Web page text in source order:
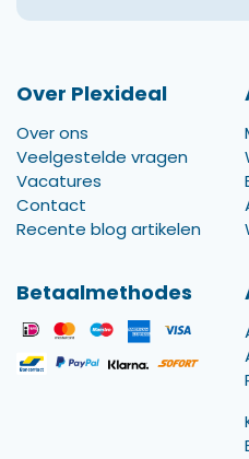
Over Plexideal
Over ons
Veelgestelde vragen
Vacatures
Contact
Recente blog artikelen
Betaalmethodes